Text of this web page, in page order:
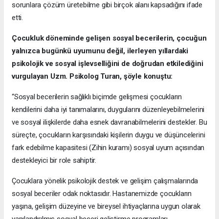
sorunlara çözüm üretebilme gibi birçok alanı kapsadığını ifade
etti.
Çocukluk döneminde gelişen sosyal becerilerin, çocuğun
yalnızca bugünkü uyumunu değil, ilerleyen yıllardaki
psikolojik ve sosyal işlevselliğini de doğrudan etkilediğini
vurgulayan Uzm. Psikolog Turan, şöyle konuştu:
“Sosyal becerilerin sağlıklı biçimde gelişmesi çocukların
kendilerini daha iyi tanımalarını, duygularını düzenleyebilmelerini
ve sosyal ilişkilerde daha esnek davranabilmelerini destekler. Bu
süreçte, çocukların karşısındaki kişilerin duygu ve düşüncelerini
fark edebilme kapasitesi (Zihin kuramı) sosyal uyum açısından
destekleyici bir role sahiptir.
Çocuklara yönelik psikolojik destek ve gelişim çalışmalarında
sosyal beceriler odak noktasıdır. Hastanemizde çocukların
yaşına, gelişim düzeyine ve bireysel ihtiyaçlarına uygun olarak